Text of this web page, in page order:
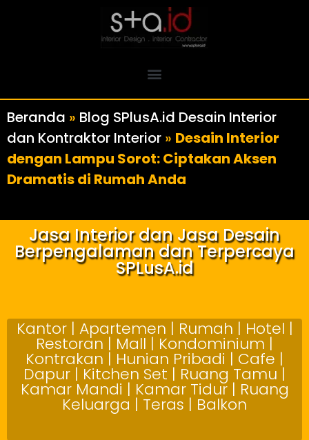
Beranda » Blog SPlusA.id Desain Interior
dan Kontraktor Interior » Desain Interior
dengan Lampu Sorot: Ciptakan Aksen
Dramatis di Rumah Anda
Jasa Interior dan Jasa Desain
Berpengalaman dan Terpercaya
SPLusA.id
Kantor | Apartemen | Rumah | Hotel |
Restoran | Mall | Kondominium |
Kontrakan | Hunian Pribadi | Cafe |
Dapur | Kitchen Set | Ruang Tamu |
Kamar Mandi | Kamar Tidur | Ruang
Keluarga | Teras | Balkon